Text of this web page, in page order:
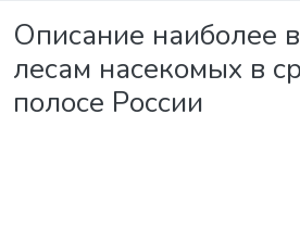
Описание наиболее
лесам насекомых в
полосе России